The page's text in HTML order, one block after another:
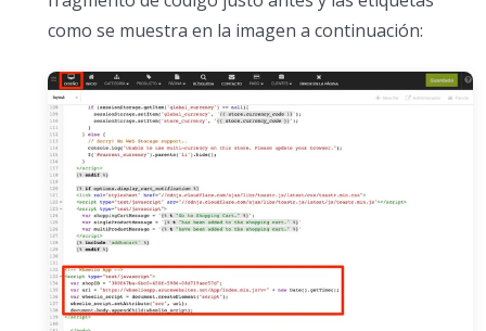
como se muestra en la imagen a continuación: